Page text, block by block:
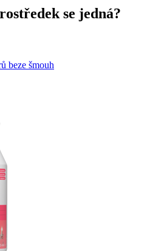
se jedná?
beze šmouh